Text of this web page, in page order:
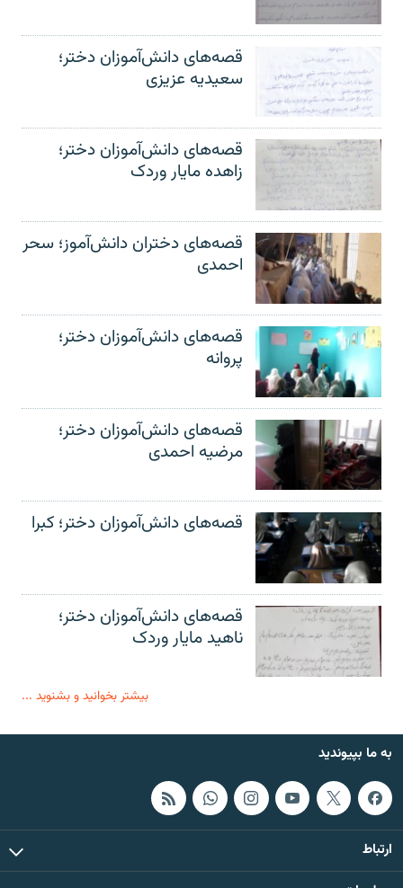
قصه‌های دانش‌آموزان دختر؛
سعیدیه عزیزی
قصه‌های دانش‌آموزان دختر؛
زاهده مایار وردک
قصه‌های دختران دانش‌آموز؛ سحر
احمدی
قصه‌های دانش‌آموزان دختر؛
پروانه
قصه‌های دانش‌آموزان دختر؛
مرضیه احمدی
قصه‌های دانش‌آموزان دختر؛ کبرا
قصه‌های دانش‌آموزان دختر؛
ناهید مایار وردک
بیشتر بخوانید و بشنوید ...
به ما بپیوندید
ارتباط